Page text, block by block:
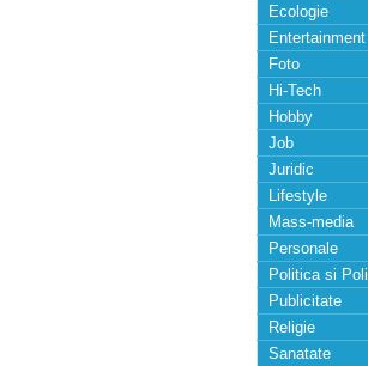
Ecologie
Entertainment
Foto
Hi-Tech
Hobby
Job
Juridic
Lifestyle
Mass-media
Personale
Politica si
Publicitate
Religie
Sanatate